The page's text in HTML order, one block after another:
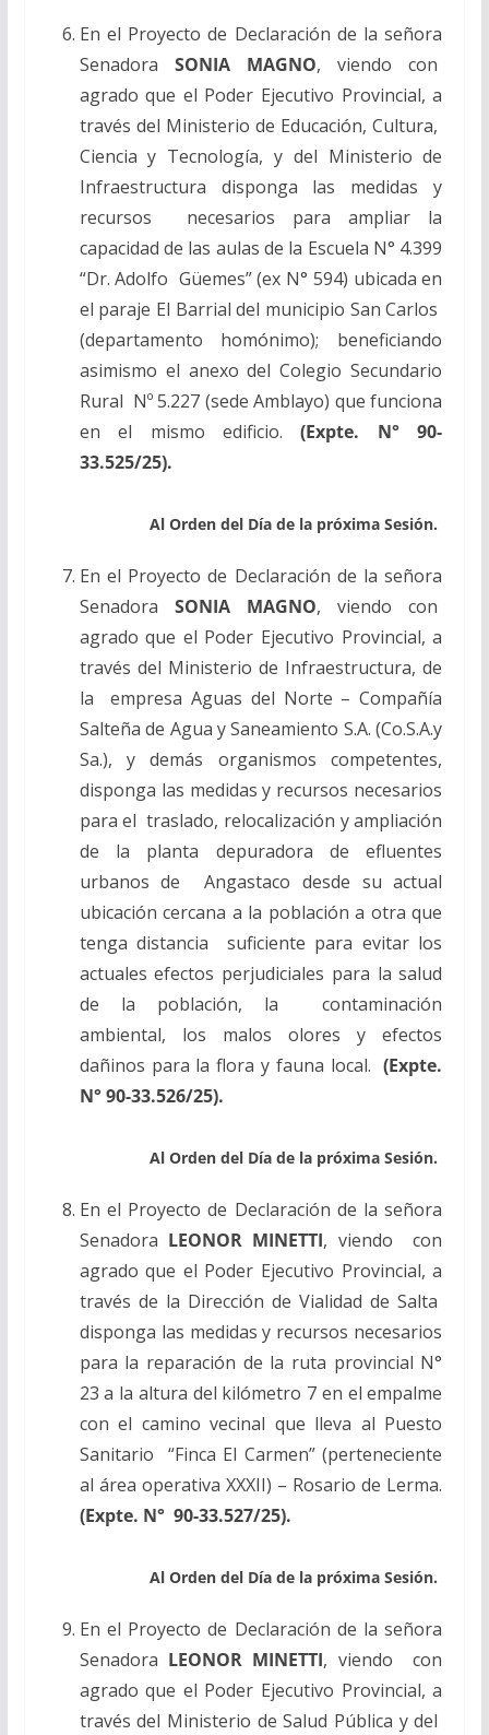
En el Proyecto de Declaración de la señora
Senadora SONIA MAGNO, viendo con
agrado que el Poder Ejecutivo Provincial, a
través del Ministerio de Educación, Cultura,
Ciencia y Tecnología, y del Ministerio de
Infraestructura disponga las medidas y
recursos necesarios para ampliar la
capacidad de las aulas de la Escuela N° 4.399
“Dr. Adolfo Güemes” (ex N° 594) ubicada en
el paraje El Barrial del municipio San Carlos
(departamento homónimo); beneficiando
asimismo el anexo del Colegio Secundario
Rural Nº 5.227 (sede Amblayo) que funciona
en el mismo edificio.(Expte. N° 90-
33.525/25).
Al Orden del Día de la próxima Sesión.
En el Proyecto de Declaración de la señora
Senadora SONIA MAGNO, viendo con
agrado que el Poder Ejecutivo Provincial, a
través del Ministerio de Infraestructura, de
la empresa Aguas del Norte – Compañía
Salteña de Agua y Saneamiento S.A. (Co.S.A.y
Sa.),y demás organismos competentes,
disponga las medidas y recursos necesarios
para el traslado, relocalización y ampliación
de la planta depuradora de efluentes
urbanos de Angastaco desde su actual
ubicación cercana a la población a otra que
tenga distancia suficiente para evitar los
actuales efectos perjudiciales para la salud
de la población, la contaminación
ambiental, los malos olores y efectos
dañinos para la flora y fauna local.(Expte.
N° 90-33.526/25).
Al Orden del Día de la próxima Sesión.
En el Proyecto de Declaración de la señora
Senadora LEONOR MINETTI, viendo con
agrado que el Poder Ejecutivo Provincial,a
través de la Dirección de Vialidad de Salta
disponga las medidas y recursos necesarios
para la reparación de la ruta provincial N°
23 a la altura del kilómetro 7 en el empalme
con el camino vecinal que lleva al Puesto
Sanitario “Finca El Carmen” (perteneciente
al área operativa XXXII) – Rosario de Lerma.
(Expte. N° 90-33.527/25).
Al Orden del Día de la próxima Sesión.
En el Proyecto de Declaración de la señora
Senadora LEONOR MINETTI, viendo con
agrado que el Poder Ejecutivo Provincial,a
través del Ministerio deSalud Pública y del